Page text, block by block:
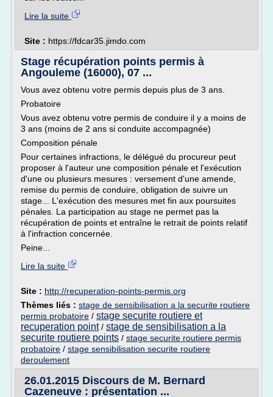
Lire la suite
Site : https://fdcar35.jimdo.com
Stage récupération points permis à
Angouleme (16000), 07 ...
Vous avez obtenu votre permis depuis plus de 3 ans.
Probatoire
Vous avez obtenu votre permis de conduire il y a moins de
3 ans (moins de 2 ans si conduite accompagnée)
Composition pénale
Pour certaines infractions, le délégué du procureur peut
proposer à l'auteur une composition pénale et l'exécution
d'une ou plusieurs mesures : versement d'une amende,
remise du permis de conduire, obligation de suivre un
stage... L'exécution des mesures met fin aux poursuites
pénales. La participation au stage ne permet pas la
récupération de points et entraîne le retrait de points relatif
à l'infraction concernée.
Peine...
Lire la suite
Site : http://recuperation-points-permis.org
Thèmes liés : stage de sensibilisation a la securite routiere
permis probatoire / stage securite routiere et
recuperation point/ stage de sensibilisation a la
securite routiere points / stage securite routiere permis
probatoire / stage sensibilisation securite routiere
deroulement
26.01.2015 Discours de M. Bernard
Cazeneuve : présentation ...